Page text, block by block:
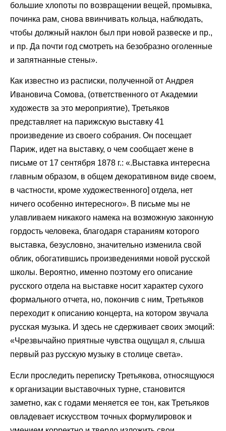
большие хлопоты по возвращении вещей, промывка,
починка рам, снова ввинчивать кольца, наблюдать,
чтобы должный наклон был при новой развеске и пр.,
и пр. Да почти год смотреть на безобразно оголенные
и запятнанные стены».
Как известно из расписки, полученной от Андрея
Ивановича Сомова, (ответственного от Академии
художеств за это мероприятие), Третьяков
представляет на парижскую выставку 41
произведение из своего собрания. Он посещает
Париж, идет на выставку, о чем сообщает жене в
письме от 17 сентября 1878 г.: «.Выставка интересна
главным образом, в общем декоративном виде своем,
в частности, кроме художественного] отдела, нет
ничего особенно интересного». В письме мы не
улавливаем никакого намека на возможную законную
гордость человека, благодаря стараниям которого
выставка, безусловно, значительно изменила свой
облик, обогатившись произведениями новой русской
школы. Вероятно, именно поэтому его описание
русского отдела на выставке носит характер сухого
формального отчета, но, покончив с ним, Третьяков
переходит к описанию концерта, на котором звучала
русская музыка. И здесь не сдерживает своих эмоций:
«Чрезвычайно приятные чувства ощущал я, слыша
первый раз русскую музыку в столице света».
Если проследить переписку Третьякова, относящуюся
к организации выставочных турне, становится
заметно, как с годами меняется ее тон, как Третьяков
овладевает искусством точных формулировок и